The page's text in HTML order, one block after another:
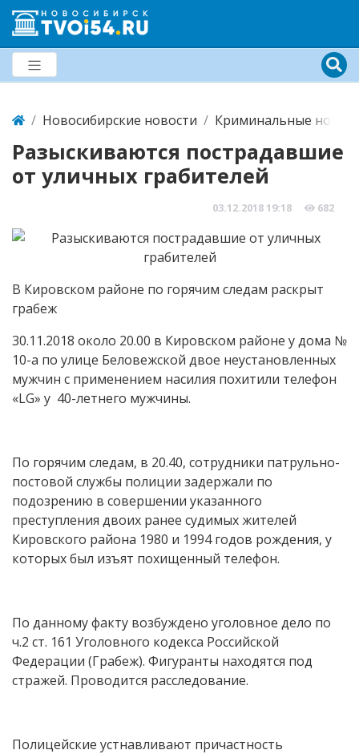
Новосибирские новости Криминальные
Разыскиваются пострадавшие
от уличных грабителей
03.12.2018 19:18 682
В Кировском районе по горячим следам раскрыт
грабеж
30.11.2018 около 20.00 в Кировском районе у дома №
10-а по улице Беловежской двое неустановленных
мужчин с применением насилия похитили телефон
«LG» у 40-летнего мужчины.
По горячим следам, в 20.40, сотрудники патрульно-
постовой службы полиции задержали по
подозрению в совершении указанного
преступления двоих ранее судимых жителей
Кировского района 1980 и 1994 годов рождения, у
которых был изъят похищенный телефон.
По данному факту возбуждено уголовное дело по
ч.2 ст. 161 Уголовного кодекса Российской
Федерации (Грабеж). Фигуранты находятся под
стражей. Проводится расследование.
Полицейские устнавливают причастность